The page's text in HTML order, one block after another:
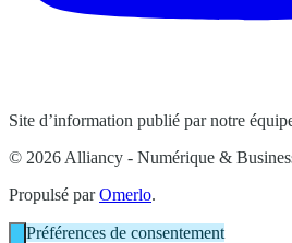
Site d’information publié par notre
© 2026 Alliancy - Numérique &
Propulsé parOmerlo.
Préférences de consentement